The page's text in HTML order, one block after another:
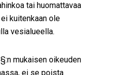
tai huomattavaa
kuitenkaan ole
vesialueella.
mukaisen oikeuden
ei se poista